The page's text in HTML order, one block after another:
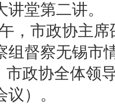
堂第二讲。
，市政协主
组督察无锡市
市政协全体领
）。